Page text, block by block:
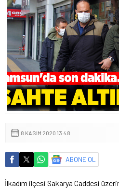
8 KASIM 2020 13:48
ABONE OL
İlkadım ilçesi Sakarya Caddesi